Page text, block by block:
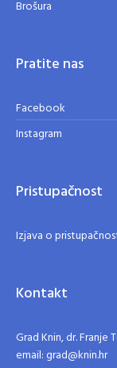
Brošura
Pratite nas
Facebook
Instagram
Pristupačnost
Izjava o
Kontakt
Grad Knin, dr. Franje
email: grad@knin.hr